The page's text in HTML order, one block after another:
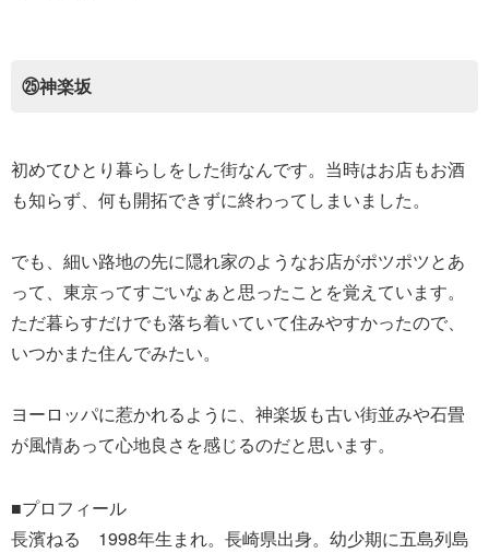
㉕神楽坂
初めてひとり暮らしをした街なんです。当時はお店もお酒
も知らず、何も開拓できずに終わってしまいました。
でも、細い路地の先に隠れ家のようなお店がポツポツとあ
って、東京ってすごいなぁと思ったことを覚えています。
ただ暮らすだけでも落ち着いていて住みやすかったので、
いつかまた住んでみたい。
ヨーロッパに惹かれるように、神楽坂も古い街並みや石畳
が風情あって心地良さを感じるのだと思います。
■プロフィール
長濱ねる 1998年生まれ。長崎県出身。幼少期に五島列島